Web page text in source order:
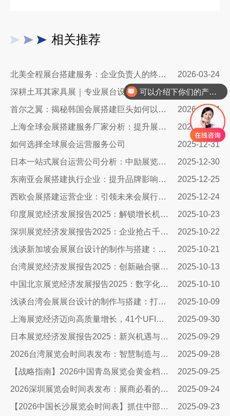
相关推荐
北美全程展台搭建服务：企业负责人的终极指南
2026-03-24
深耕土耳其家具展｜专业展台设计搭建，让中国家具品牌抢占中东欧市场C位
2026-03-17
首尔之翼：揭秘韩国会展搭建巨头如何以极致细节与创新科技赋能全球品牌
2026-03-04
上海全球会展搭建服务厂家分析：提升展会质量与体验的关键
2026-01-04
如何选择全球展会运营服务公司
2025-12-31
日本一站式展台运营公司分析：中励展览设计搭建公司
2025-12-30
东南亚会展搭建执行企业：提升品牌影响力与业务拓展的关键伙伴
2025-12-25
西欧会展搭建运营企业：引领未来会展行业的先锋力量
2025-12-24
印度展览经济发展报告2025：解锁增长机遇与策略指南
2025-10-23
深圳展览经济发展报告2025：企业抢占千亿市场的展台设计搭建全攻略
2025-10-22
浅谈新加坡会展展台设计的制作与搭建：抢占东南亚市场的高端窗口
2025-10-21
台湾展览经济发展报告2025：创新融合驱动千亿商机
2025-10-13
中国北京展览经济发展报告2025：数字化赋能，开启展台设计新纪元
2025-10-10
浅谈台湾会展展台设计的制作与搭建：打造引人注目的展台艺术
2025-10-09
上海展览经济迈向高质量增长，41个UFI认证展会领跑全球
2025-09-30
日本展览经济发展报告2025：新兴机遇与布展创新指南
2025-09-29
2026台湾展览会时间表发布：智慧制造与自动化引领商机
2025-09-28
【战略指南】2026中国青岛展览会黄金档期曝光：展台设计搭建商必争的5大旺季
2025-09-25
2026深圳展览会时间表发布：展商必看的流量密码与搭建指南
2025-09-24
【2026中国长沙展览会时间表】抓住中部崛起新机遇
2025-09-23
可以介绍下你们的产品么
你们是怎么收费的呢